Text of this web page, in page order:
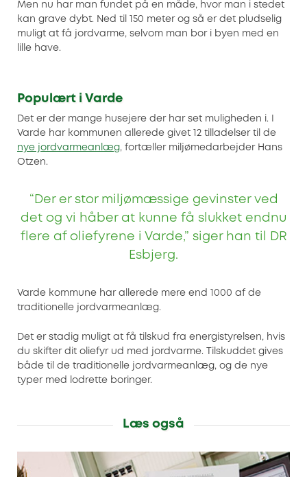
Men nu har man fundet på en måde, hvor man i stedet
kan grave dybt. Ned til 150 meter og så er det pludselig
muligt at få jordvarme, selvom man bor i byen med en
lille have.
Populært i Varde
Det er der mange husejere der har set muligheden i. I
Varde har kommunen allerede givet 12 tilladelser til de
nye jordvarmeanlæg, fortæller miljømedarbejder Hans
Otzen.
“Der er stor miljømæssige gevinster ved
det og vi håber at kunne få slukket endnu
flere af oliefyrene i Varde,” siger han til DR
Esbjerg.
Varde kommune har allerede mere end 1000 af de
traditionelle jordvarmeanlæg.
Det er stadig muligt at få tilskud fra energistyrelsen, hvis
du skifter dit oliefyr ud med jordvarme. Tilskuddet gives
både til de traditionelle jordvarmeanlæg, og de nye
typer med lodrette boringer.
Læs også